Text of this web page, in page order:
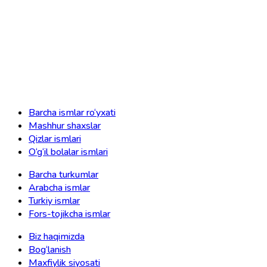
Barcha ismlar ro‘yxati
Mashhur shaxslar
Qizlar ismlari
O‘g‘il bolalar ismlari
Barcha turkumlar
Arabcha ismlar
Turkiy ismlar
Fors-tojikcha ismlar
Biz haqimizda
Bog‘lanish
Maxfiylik siyosati